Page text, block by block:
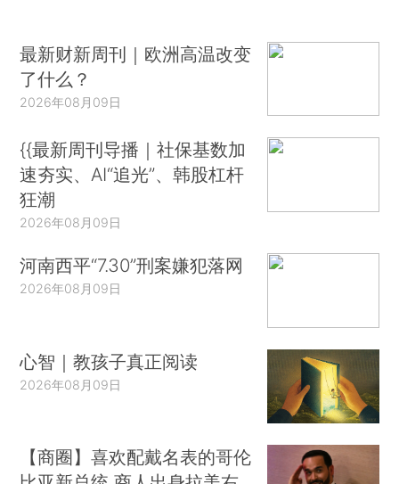
最新财新周刊｜欧洲高温改变
了什么？
2026年08月09日
{{最新周刊导播｜社保基数加
速夯实、AI“追光”、韩股杠杆
狂潮
2026年08月09日
河南西平“7.30”刑案嫌犯落网
2026年08月09日
心智｜教孩子真正阅读
2026年08月09日
【商圈】喜欢配戴名表的哥伦